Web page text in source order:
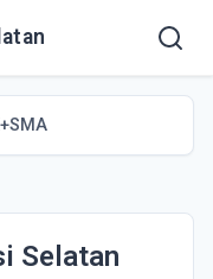
Selatan